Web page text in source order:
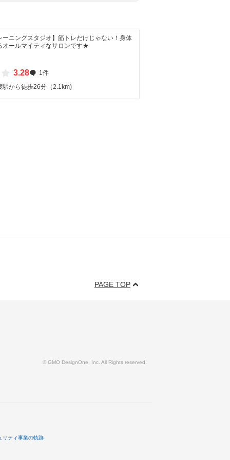
ーニングスタジオ】筋トレだけじゃない！身体
オールマイティなサロンです★
3.28
1件
駅から徒歩26分（2.1km)
PAGE TOP
© GMO DesignOne, Inc. All Rights reserved.
リティ事業の軌跡